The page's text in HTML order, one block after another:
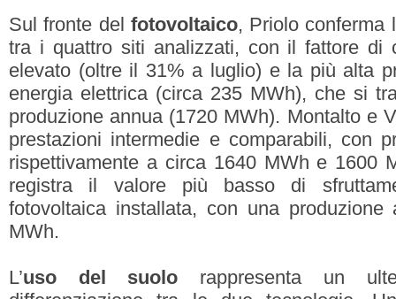
Sul fronte del fotovoltaico, Priolo conferma
tra i quattro siti analizzati, con il fattore di
elevato (oltre il 31% a luglio) e la più alta
energia elettrica (circa 235 MWh), che si
produzione annua (1720 MWh). Montalto e
prestazioni intermedie e comparabili, con
rispettivamente a circa 1640 MWh e 1600
registra il valore più basso di
fotovoltaica installata, con una
MWh.
L’uso del suolo rappresenta un